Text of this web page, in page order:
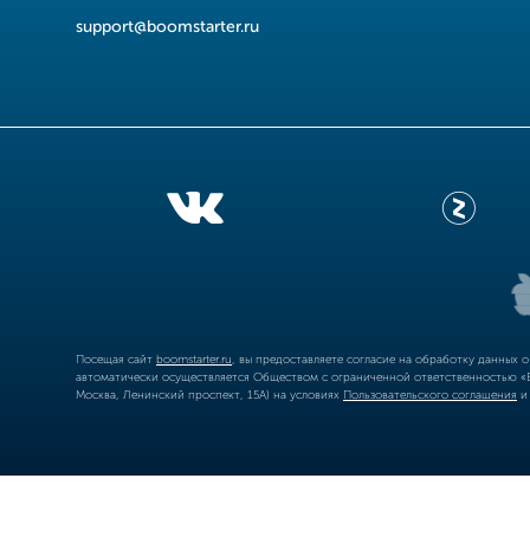
support@boomstarter.ru
Посещая сайт boomstarter.ru , вы предоставляете согласие на обработку
автоматически осуществляется Обществом с ограниченной
Москва, Ленинский проспект, 15А) на условиях Пользовательского соглашения и